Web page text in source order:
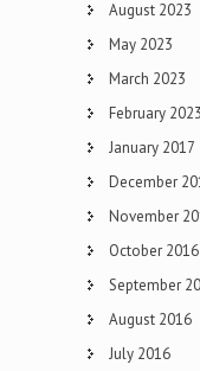
August 2023
May 2023
March 2023
February 2023
January 2017
December
November
October 2016
September
August 2016
July 2016